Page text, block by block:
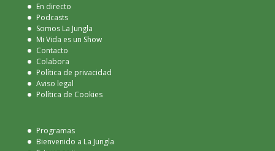
En directo
Podcasts
Somos La Jungla
Mi Vida es un Show
Contacto
Colabora
Política de privacidad
Aviso legal
Política de Cookies
Programas
Bienvenido a La Jungla